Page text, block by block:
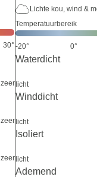
30°
zeer
zeer
zeer
Lichte kou, wind &
Temperatuurbereik
-20° 0°
Waterdicht
licht
Winddicht
licht
Isoliert
licht
Ademend